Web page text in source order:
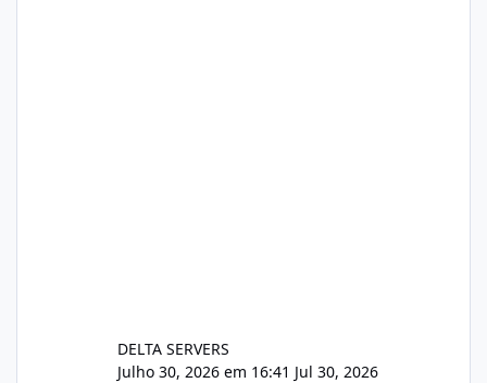
DELTA SERVERS
Julho 30, 2026 em 16:41 Jul 30, 2026